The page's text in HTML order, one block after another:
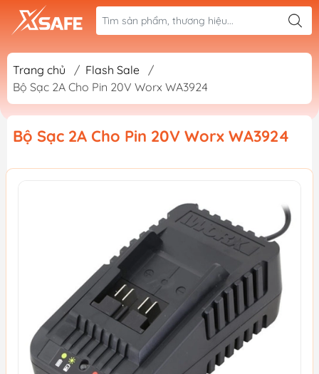
Trang chủ / Flash Sale
/
Bộ Sạc 2A Cho Pin 20V Worx WA3924
Bộ Sạc 2A Cho Pin 20V Worx WA3924